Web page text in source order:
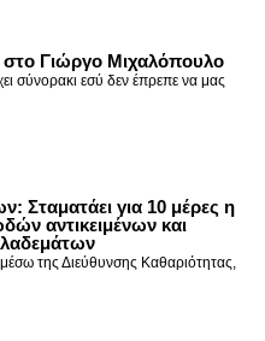
στο Γιώργο Μιχαλόπουλο
σύνορακι εσύ δεν έπρεπε να μας
Σταματάει για 10 μέρες η
αντικειμένων και
της Διεύθυνσης Καθαριότητας,